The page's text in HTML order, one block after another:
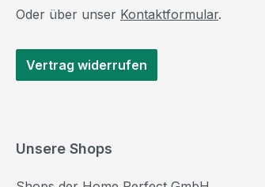
Oder über unser Kontaktformular.
Vertrag widerrufen
Unsere Shops